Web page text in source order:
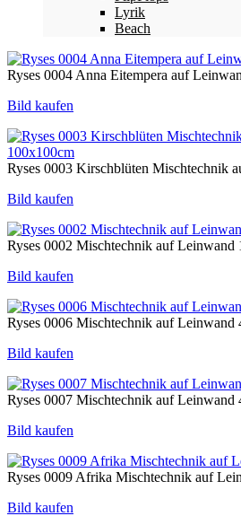
Lyrik
Beach
Ryses 0004 Anna Eitempera auf
Bild kaufen
Ryses 0003 Kirschblüten Mischtechnik
Bild kaufen
Ryses 0002 Mischtechnik auf Leinwand
Bild kaufen
Ryses 0006 Mischtechnik auf Leinwand
Bild kaufen
Ryses 0007 Mischtechnik auf Leinwand
Bild kaufen
Ryses 0009 Afrika Mischtechnik auf
Bild kaufen